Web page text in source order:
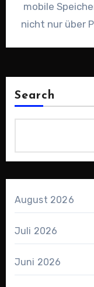
mobile
nicht nur über
Search
August 2026
Juli 2026
Juni 2026